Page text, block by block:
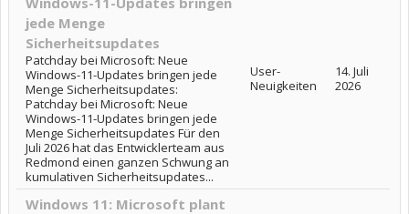
jede Menge
Sicherheitsupdates
Patchday bei Microsoft: Neue
Windows-11-Updates bringen jede
Menge Sicherheitsupdates:
Patchday bei Microsoft: Neue
Windows-11-Updates bringen jede
Menge Sicherheitsupdates Für den
Juli 2026 hat das Entwicklerteam aus
Redmond einen ganzen Schwung an
kumulativen Sicherheitsupdates...
User-
Neuigkeiten
14. Juli
2026
Windows 11: Microsoft plant